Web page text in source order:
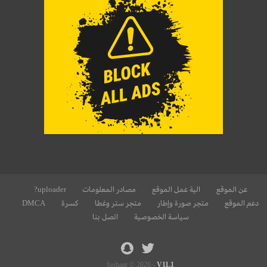
عن الموقع الية عمل الموقع مصادر المعلومات
uploader?
دعم الموقع
متجر صورة وإطار متجر ستر وغطا كسرة
DMCA
سياسة الخصوصية
اتصل بنا
fushaar © 2026 - V11.1